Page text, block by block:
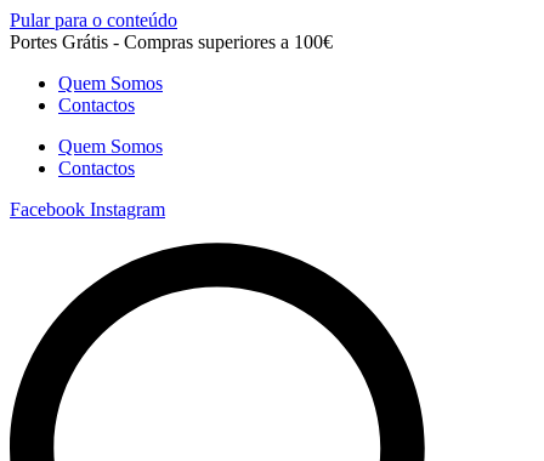
Pular para o conteúdo
Portes Grátis - Compras superiores a 100€
Quem Somos
Contactos
Quem Somos
Contactos
Facebook Instagram